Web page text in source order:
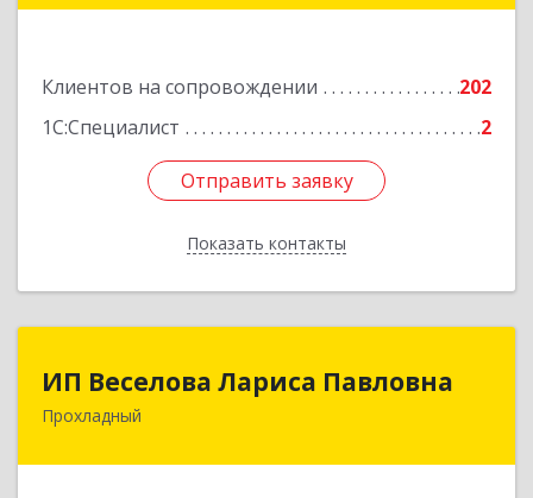
Клиентов на сопровождении
202
1С:Специалист
2
Отправить заявку
Показать контакты
Отправить заявку
Назад
ИП Веселова Лариса Павловна
Прохладный